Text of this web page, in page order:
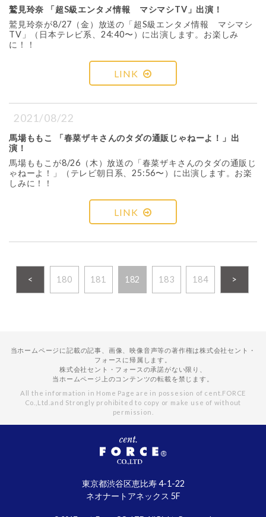
鷲見玲奈 「超S級エンタメ情報 マシマシTV」出演！
鷲見玲奈が8/27（金）放送の「超S級エンタメ情報 マシマシ
TV」（日本テレビ系、24:40〜）に出演します。お楽しみ
に！！
LINK
2021/08/22
馬場ももこ 「春菜ザキさんのタダの通販じゃねーよ！」出
演！
馬場ももこが8/26（木）放送の「春菜ザキさんのタダの通販じ
ゃねーよ！」（テレビ朝日系、25:56〜）に出演します。お楽
しみに！！
LINK
< 180 181 182 183 184 >
当ホームページに記載の記事、画像、映像音声等の著作権は株式会社セント・
フォースに帰属します。
株式会社セント・フォースの承諾がない限り、
当ホームページ上のコンテンツの転載を禁じます。
All the information in Home Page are in possesion of cent.FORCE
Co.,Ltd.and Strongly prohibited to copy or make use of without
permission.
東京都渋谷区恵比寿 4-1-22
ネオナートアネックス 5F